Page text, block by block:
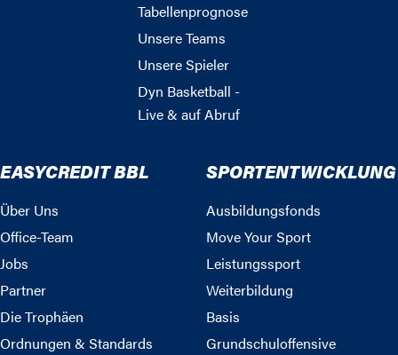
Tabellenprognose
Unsere Teams
Unsere Spieler
Dyn Basketball -
Live & auf Abruf
EASYCREDIT BBL
Über Uns
Office-Team
Jobs
Partner
Die Trophäen
Ordnungen & Standards
SPORTENTWICKLUNG
Ausbildungsfonds
Move Your Sport
Leistungssport
Weiterbildung
Basis
Grundschuloffensive